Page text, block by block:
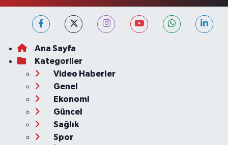
Ana Sayfa
Kategoriler
Video Haberler
Genel
Ekonomi
Güncel
Sağlık
Spor